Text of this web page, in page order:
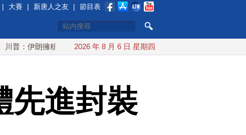
| 大賽 | 新唐人之友 | 節目表
朗擁核夢碎 海峽即將恢復通航 烏克蘭貨機旁驚現炸彈無人機 德國
2026 年 8 月 6 日 星期四
先進封裝